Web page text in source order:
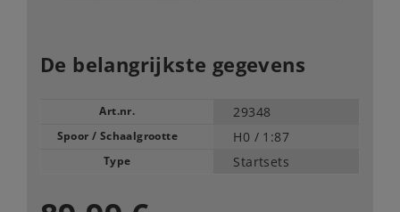
De belangrijkste gegevens
Art.nr. 29348
Spoor / Schaalgrootte H0 / 1:87
Type Startsets